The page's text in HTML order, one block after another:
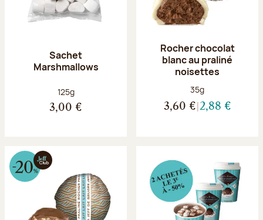
Sachet
Marshmallows
Poids net :
125g
3,00 €
Rocher chocolat
blanc au praliné
noisettes
Poids net :
35g
3,60 € 2,88 €